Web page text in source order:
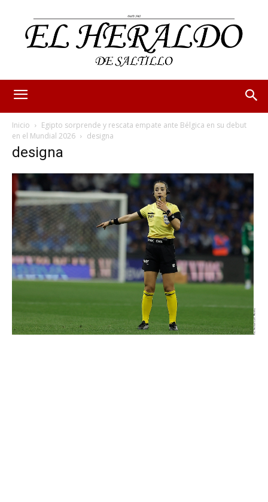
Inicio
Egipto sorprende y rescata empate ante Bélgica en su debut
en el Mundial 2026
designa
designa